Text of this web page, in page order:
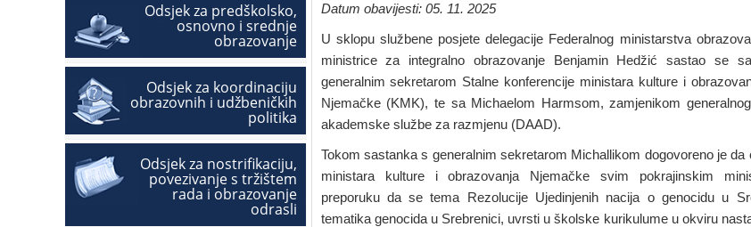
Odsjek za predškolsko,
osnovno i srednje
obrazovanje
Odsjek za koordinaciju
obrazovnih i udžbeničkih
politika
Odsjek za nostrifikaciju,
povezivanje s tržištem
rada i obrazovanje
odrasli
Datum obavijesti: 05. 11. 2025
U sklopu službene posjete delegacije Federalnog ministarstva
ministrice za integralno obrazovanje Benjamin Hedžić sastao se
generalnim sekretarom Stalne konferencije ministara kulture i
Njemačke (KMK), te sa Michaelom Harmsom, zamjenikom
akademske službe za razmjenu (DAAD).
Tokom sastanka s generalnim sekretarom Michallikom dogovoreno je da
ministara kulture i obrazovanja Njemačke svim pokrajinskim
preporuku da se tema Rezolucije Ujedinjenih nacija o genocidu u
tematika genocida u Srebrenici, uvrsti u školske kurikulume u okviru